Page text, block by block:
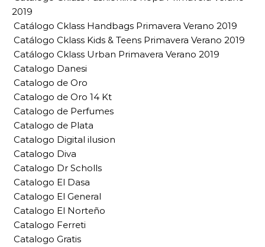
2019
Catálogo Cklass Handbags Primavera Verano 2019
Catálogo Cklass Kids & Teens Primavera Verano 2019
Catálogo Cklass Urban Primavera Verano 2019
Catalogo Danesi
Catalogo de Oro
Catalogo de Oro 14 Kt
Catalogo de Perfumes
Catalogo de Plata
Catalogo Digital ilusion
Catalogo Diva
Catalogo Dr Scholls
Catalogo El Dasa
Catalogo El General
Catalogo El Norteño
Catalogo Ferreti
Catalogo Gratis